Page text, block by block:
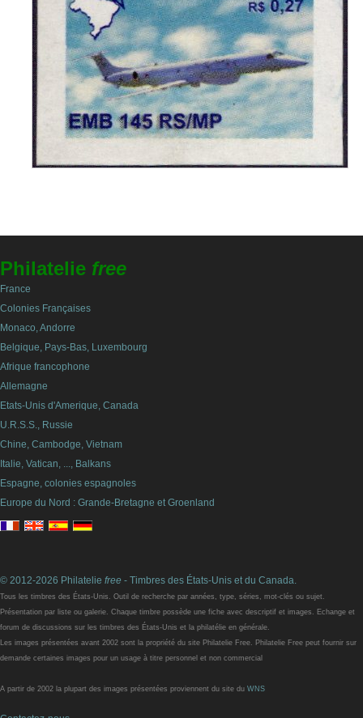
Philatelie free
France
Colonies Françaises
Monaco, Andorre
Belgique, Pays-Bas, Luxembourg
Afrique francophone
Allemagne
Etats-Unis d'Amerique, Canada
U.R.S.S., Russie
Chine, Cambodge, Vietnam
Italie, Vatican, ..., Balkans
Espagne, colonies espagnoles
Europe du Nord : Grande-Bretagne et Groenland
© 2012-2026 Philatelie free - Timbres des États-Unis et du Canada.
Tous les timbres des États-Unis. Outil de recherche par années, type, séries, mot-clés ou sujet.
Présentation par liste ou galerie. Chaque timbre possède une fiche avec descriptif et images. Echange et
forum de discussions sur les timbres des États-Unis et la philatélie en générale.
Les images présentées avant 2002 sont la propriété du site Philatelie Free. Philatelie Free peut fournir sur
demande certaines images pour un usage à titre personnel et non commercial
A partir de 2002 la plupart des images présentées proviennent du site du WNS